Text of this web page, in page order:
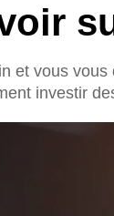
et vous
investir